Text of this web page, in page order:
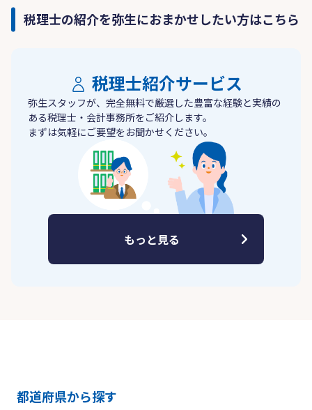
税理士の紹介を弥生におまかせしたい方はこちら
税理士紹介サービス
弥生スタッフが、完全無料で厳選した豊富な経験と実績の
ある税理士・会計事務所をご紹介します。
まずは気軽にご要望をお聞かせください。
もっと見る
都道府県から探す